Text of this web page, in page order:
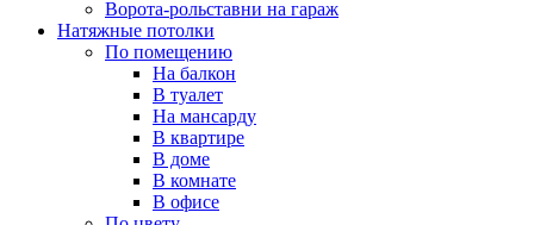
Ворота-рольставни на гараж
Натяжные потолки
По помещению
На балкон
В туалет
На мансарду
В квартире
В доме
В комнате
В офисе